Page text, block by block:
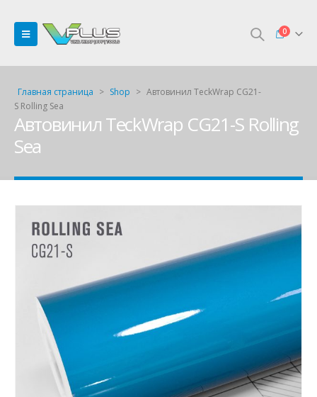
0
Главная страница > Shop > Автовинил TeckWrap CG21-
S Rolling Sea
Автовинил TeckWrap CG21-S Rolling
Sea